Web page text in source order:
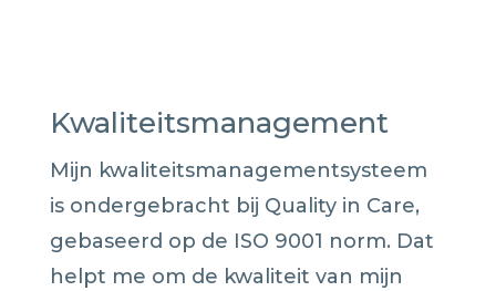
Kwaliteitsmanagement
Mijn kwaliteitsmanagementsysteem
is ondergebracht bij Quality in Care,
gebaseerd op de ISO 9001 norm. Dat
helpt me om de kwaliteit van mijn